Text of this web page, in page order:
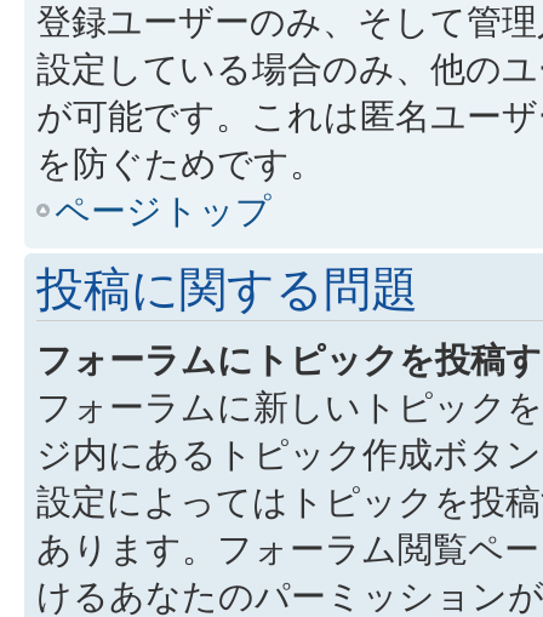
登録ユーザーのみ、そして管
設定している場合のみ、他の
が可能です。これは匿名ユー
を防ぐためです。
ページトップ
投稿に関する問題
フォーラムにトピックを投稿
フォーラムに新しいトピック
ジ内にあるトピック作成ボタ
設定によってはトピックを投
あります。フォーラム閲覧ペ
けるあなたのパーミッション